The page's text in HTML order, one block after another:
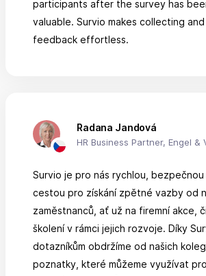
participants after the survey has
valuable. Survio makes collecting
feedback effortless.
Radana Jandová
HR Business Partner, Engel &
Survio je pro nás rychlou,
cestou pro získání zpětné vazby od
zaměstnanců, ať už na firemní akce,
školení v rámci jejich rozvoje. Díky
dotazníkům obdržíme od našich
poznatky, které můžeme využívat